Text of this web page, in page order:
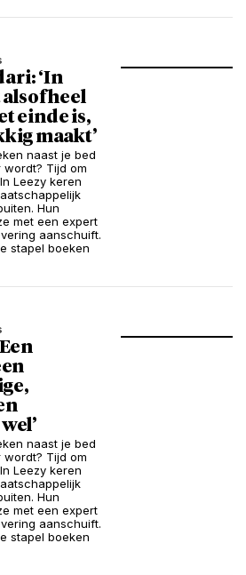
‘In
heel
einde is,
maakt’
naast je bed
Tijd om
Leezy keren
Hun
met een expert
aanschuift.
stapel boeken
naast je bed
Tijd om
Leezy keren
Hun
met een expert
aanschuift.
stapel boeken